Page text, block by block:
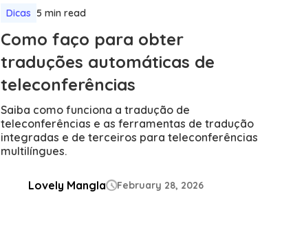
Dicas 5 min read
Como faço para obter
traduções automáticas de
teleconferências
Saiba como funciona a tradução de
teleconferências e as ferramentas de tradução
integradas e de terceiros para teleconferências
multilíngues.
Lovely ManglaFebruary 28, 2026